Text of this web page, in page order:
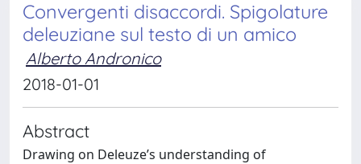
Convergenti disaccordi. Spigolature
deleuziane sul testo di un amico
Alberto Andronico
2018-01-01
Abstract
Drawing on Deleuze’s understanding of